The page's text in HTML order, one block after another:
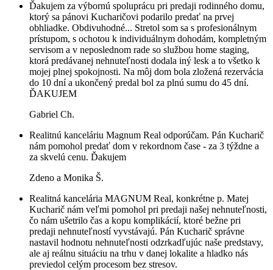
Ďakujem za výbornú spoluprácu pri predaji rodinného domu,
ktorý sa pánovi Kucharičovi podarilo predať na prvej
obhliadke. Obdivuhodné... Stretol som sa s profesionálnym
prístupom, s ochotou k individuálnym dohodám, kompletným
servisom a v neposlednom rade so službou home staging,
ktorá predávanej nehnuteľnosti dodala iný lesk a to všetko k
mojej plnej spokojnosti. Na môj dom bola zložená rezervácia
do 10 dní a ukončený predal bol za plnú sumu do 45 dní.
ĎAKUJEM
Gabriel Ch.
Realitnú kanceláriu Magnum Real odporúčam. Pán Kucharič
nám pomohol predať dom v rekordnom čase - za 3 týždne a
za skvelú cenu. Ďakujem
Zdeno a Monika Š.
Realitná kancelária MAGNUM Real, konkrétne p. Matej
Kucharič nám veľmi pomohol pri predaji našej nehnuteľnosti,
čo nám ušetrilo čas a kopu komplikácií, ktoré bežne pri
predaji nehnuteľností vyvstávajú. Pán Kucharič správne
nastavil hodnotu nehnuteľnosti odzrkadľujúc naše predstavy,
ale aj reálnu situáciu na trhu v danej lokalite a hladko nás
previedol celým procesom bez stresov.